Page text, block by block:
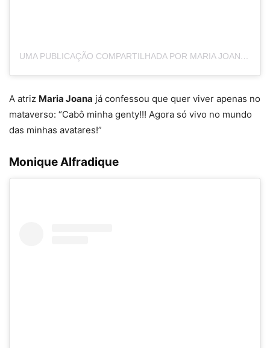
UMA PUBLICAÇÃO COMPARTILHADA POR MARIA JOANA 🦁 (@MARIAJOANA)
A atriz Maria Joana já confessou que quer viver apenas no
mataverso: “Cabô minha genty!!! Agora só vivo no mundo
das minhas avatares!”
Monique Alfradique